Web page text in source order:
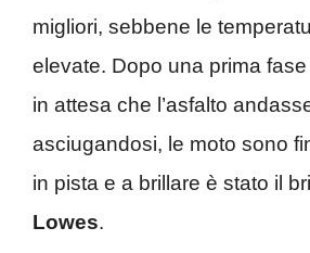
migliori, sebbene le
elevate. Dopo una prima
in attesa che l’asfalto
asciugandosi, le moto sono
in pista e a brillare è stato il
Lowes.